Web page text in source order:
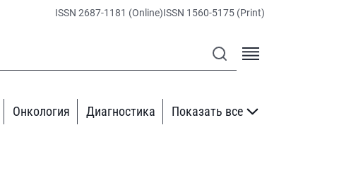
ISSN 2687-1181 (Online)ISSN 1560-5175 (Print)
Онкология Диагностика Показать все